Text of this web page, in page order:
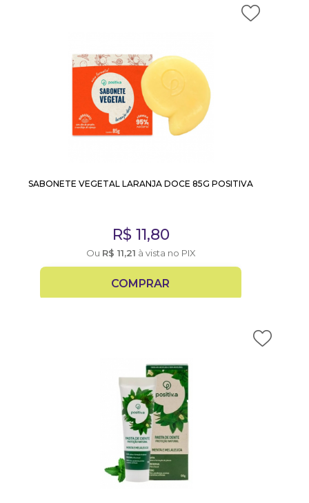
SABONETE VEGETAL LARANJA DOCE 85G POSITIVA
R$ 11,80
Ou R$ 11,21 à vista no PIX
COMPRAR